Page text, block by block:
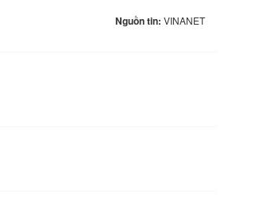
Nguồn tin: VINANET